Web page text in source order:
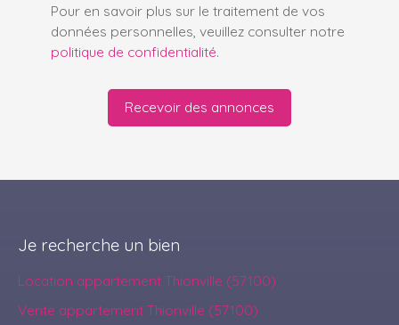
Pour en savoir plus sur le traitement de vos
données personnelles, veuillez consulter notre
politique de confidentialité.
Recevoir des annonces
Je recherche un bien
Location appartement Thionville (57100)
Vente appartement Thionville (57100)